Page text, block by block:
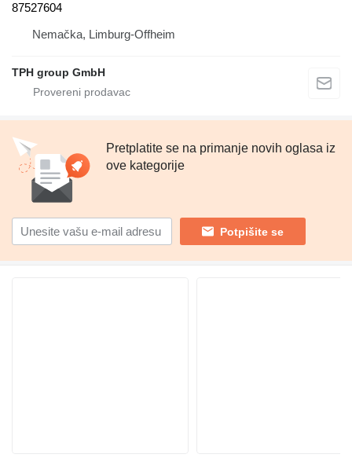
87527604
Nemačka, Limburg-Offheim
TPH group GmbH
Pretplatite se na primanje novih oglasa iz
ove kategorije
Potpišite se